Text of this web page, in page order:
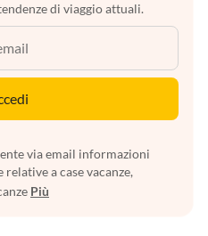
di viaggio attuali.
via email informazioni
a case vacanze,
Più